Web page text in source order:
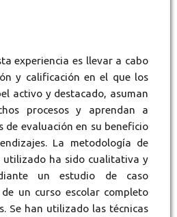
experiencia es llevar a cabo
y calificación en el que los
activo y destacado, asuman
procesos y aprendan a
evaluación en su beneficio
La metodología de
utilizado ha sido cualitativa y
un estudio de caso
un curso escolar completo
Se han utilizado las técnicas